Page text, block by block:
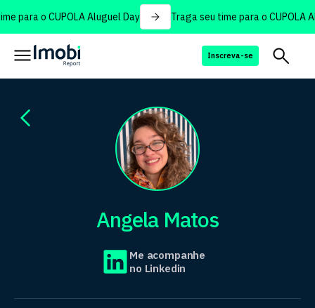
para o CUPOLA Aluguel Day Traga seu time para o CUPOLA
Inscreva-se
Angela Matos
Me acompanhe
no Linkedin